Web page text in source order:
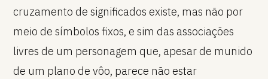
cruzamento de significados existe, mas não por
meio de símbolos fixos, e sim das associações
livres de um personagem que, apesar de munido
de um plano de vôo, parece não estar